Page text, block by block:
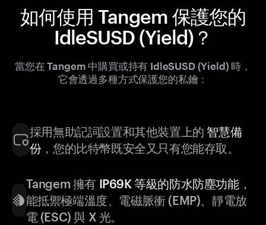
如何使用 Tangem 保護您的
IdleSUSD (Yield)？
當您在 Tangem 中購買或持有 IdleSUSD (Yield) 時，
它會透過多種方式保護您的私鑰：
採用無助記詞設置和其他裝置上的 智慧備
份，您的比特幣既安全又只有您能存取。
Tangem 擁有 IP69K 等級的防水防塵功能，
能抵禦極端溫度、電磁脈衝 (EMP)、靜電放
電 (ESC) 與 X 光。